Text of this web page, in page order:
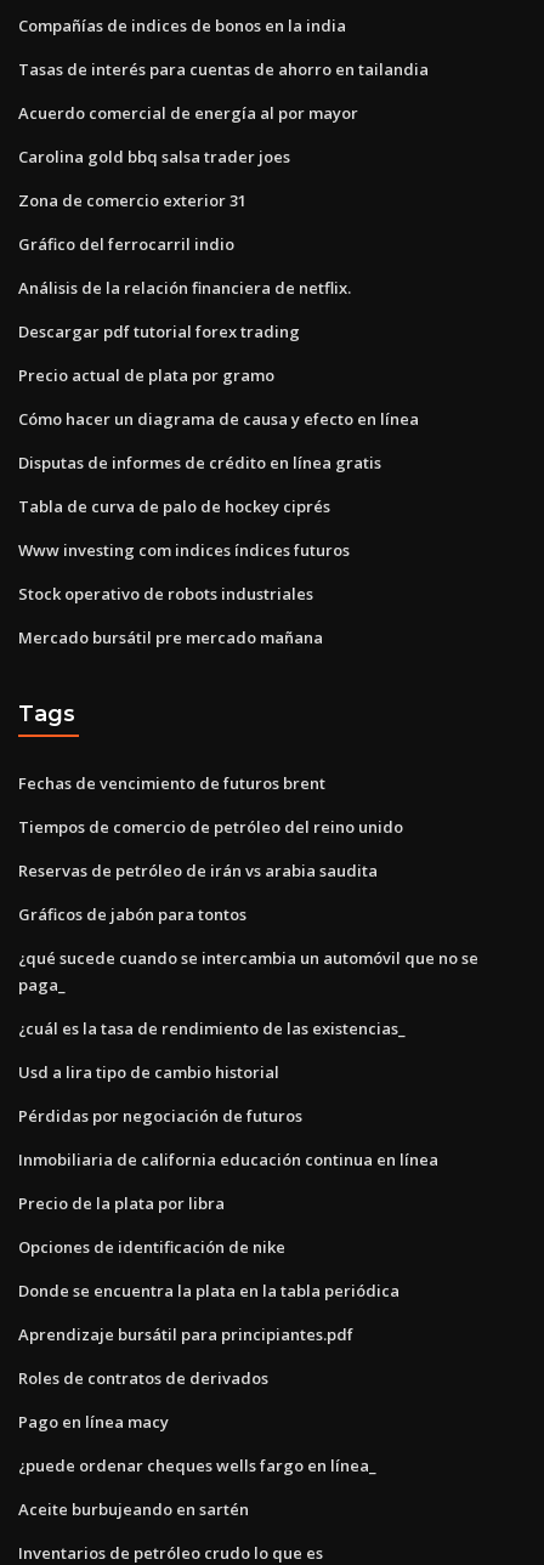
Compañías de indices de bonos en la india
Tasas de interés para cuentas de ahorro en tailandia
Acuerdo comercial de energía al por mayor
Carolina gold bbq salsa trader joes
Zona de comercio exterior 31
Gráfico del ferrocarril indio
Análisis de la relación financiera de netflix.
Descargar pdf tutorial forex trading
Precio actual de plata por gramo
Cómo hacer un diagrama de causa y efecto en línea
Disputas de informes de crédito en línea gratis
Tabla de curva de palo de hockey ciprés
Www investing com indices índices futuros
Stock operativo de robots industriales
Mercado bursátil pre mercado mañana
Tags
Fechas de vencimiento de futuros brent
Tiempos de comercio de petróleo del reino unido
Reservas de petróleo de irán vs arabia saudita
Gráficos de jabón para tontos
¿qué sucede cuando se intercambia un automóvil que no se
paga_
¿cuál es la tasa de rendimiento de las existencias_
Usd a lira tipo de cambio historial
Pérdidas por negociación de futuros
Inmobiliaria de california educación continua en línea
Precio de la plata por libra
Opciones de identificación de nike
Donde se encuentra la plata en la tabla periódica
Aprendizaje bursátil para principiantes.pdf
Roles de contratos de derivados
Pago en línea macy
¿puede ordenar cheques wells fargo en línea_
Aceite burbujeando en sartén
Inventarios de petróleo crudo lo que es